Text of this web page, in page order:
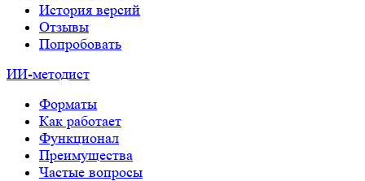
История версий
Отзывы
Попробовать
ИИ-методист
Форматы
Как работает
Функционал
Преимущества
Частые вопросы